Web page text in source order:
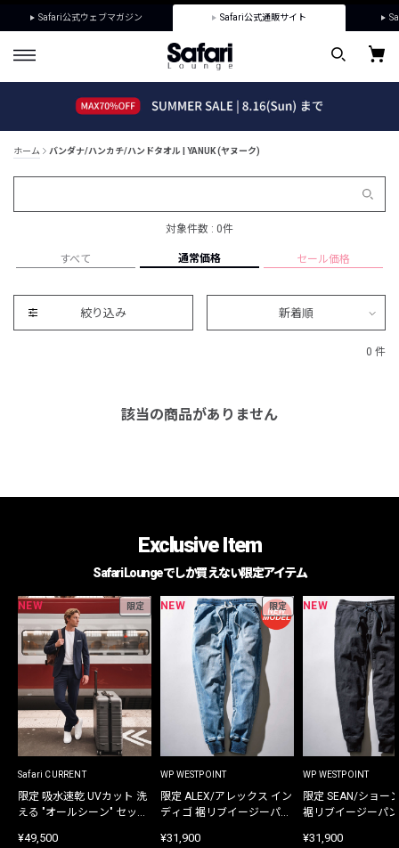
Safari公式ウェブマガジン Safari公式通販サイト
ホーム バンダナ/ハンカチ/ハンドタオル | YANUK (ヤヌーク)
対象件数 : 0件
すべて 通常価格 セール価格
絞り込み 新着順
0 件
該当の商品がありません
Exclusive Item
Safari Loungeでしか買えない限定アイテム
NEW 限定
Safari CURRENT
限定 吸水速乾 UVカット 洗
える "オールシーン" セット
¥49,500
NEW 限定
WP WESTPOINT
限定 ALEX/アレックス イン
ディゴ 裾リブイージーパン
¥31,900
NEW
WP WESTPOINT
限定 SEAN/ショー
裾リブイージーパ
¥31,900